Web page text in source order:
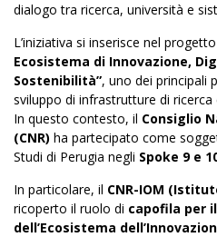
dialogo tra ricerca, università e
L’iniziativa si inserisce nel
Ecosistema di Innovazione,
Sostenibilità”, uno dei principali
sviluppo di infrastrutture di
In questo contesto, il Consiglio
(CNR) ha partecipato come
Studi di Perugia negli Spoke 9 e
In particolare, il CNR-IOM
ricoperto il ruolo di capofila per il
dell’Ecosistema